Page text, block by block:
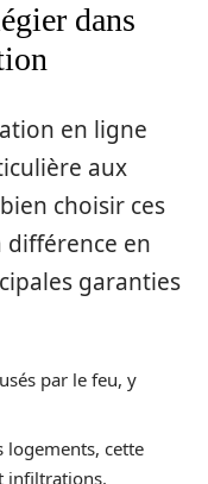
dans
en ligne
aux
choisir ces
en
garanties
par le feu, y
logements, cette
infiltrations.